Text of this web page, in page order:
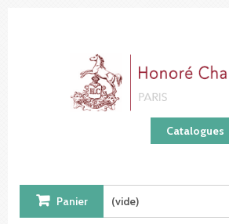
Catalogues
Panier (vide)